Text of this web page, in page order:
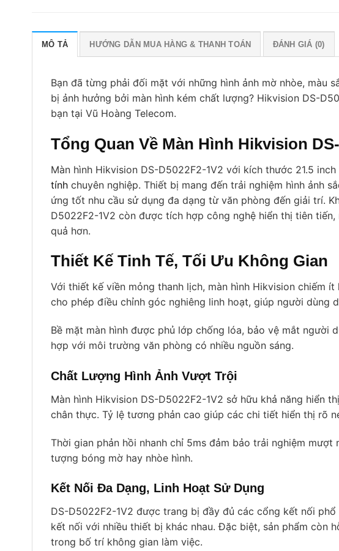
MÔ TẢ HƯỚNG DẪN MUA HÀNG & THANH TOÁN ĐÁNH GIÁ (0)
Bạn đã từng phải đối mặt với những hình ảnh mờ nhòe, màu
bị ảnh hưởng bởi màn hình kém chất lượng? Hikvision DS-
bạn tại Vũ Hoàng Telecom.
Tổng Quan Về Màn Hình Hikvision
Màn hình Hikvision DS-D5022F2-1V2 với kích thước 21.5
tính chuyên nghiệp. Thiết bị mang đến trải nghiệm hình ảnh
ứng tốt nhu cầu sử dụng đa dạng từ văn phòng đến giải trí.
D5022F2-1V2 còn được tích hợp công nghệ hiển thị tiên
quả hơn.
Thiết Kế Tinh Tế, Tối Ưu Không Gian
Với thiết kế viền mỏng thanh lịch, màn hình Hikvision chiếm
cho phép điều chỉnh góc nghiêng linh hoạt, giúp người dùng
Bề mặt màn hình được phủ lớp chống lóa, bảo vệ mắt người
hợp với môi trường văn phòng có nhiều nguồn sáng.
Chất Lượng Hình Ảnh Vượt Trội
Màn hình Hikvision DS-D5022F2-1V2 sở hữu khả năng hiển
chân thực. Tỷ lệ tương phản cao giúp các chi tiết hiển thị rõ
Thời gian phản hồi nhanh chỉ 5ms đảm bảo trải nghiệm
tượng bóng mờ hay nhòe hình.
Kết Nối Đa Dạng, Linh Hoạt Sử Dụng
DS-D5022F2-1V2 được trang bị đầy đủ các cổng kết nối
kết nối với nhiều thiết bị khác nhau. Đặc biệt, sản phẩm còn
trong bố trí không gian làm việc.